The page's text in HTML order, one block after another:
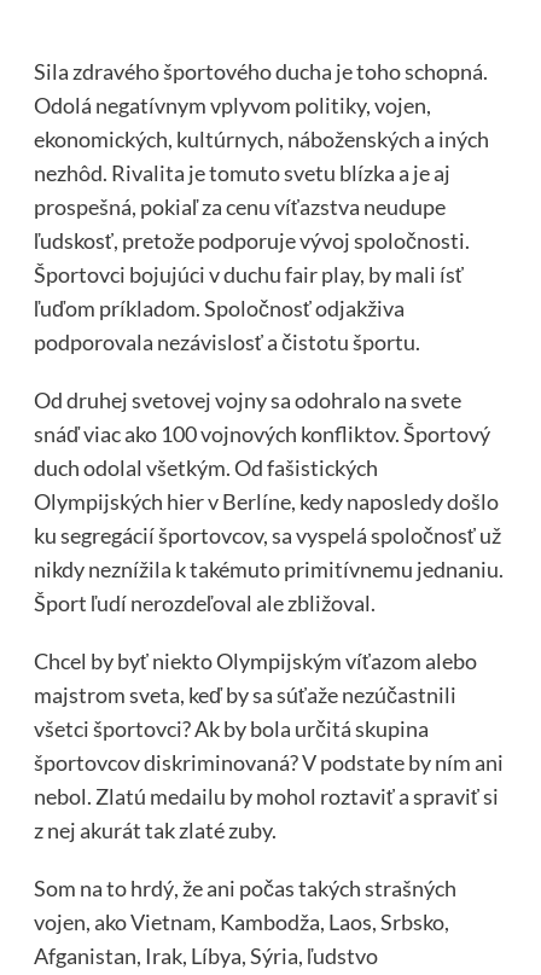
Sila zdravého športového ducha je toho schopná.
Odolá negatívnym vplyvom politiky, vojen,
ekonomických, kultúrnych, náboženských a iných
nezhôd. Rivalita je tomuto svetu blízka a je aj
prospešná, pokiaľ za cenu víťazstva neudupe
ľudskosť, pretože podporuje vývoj spoločnosti.
Športovci bojujúci v duchu fair play, by mali ísť
ľuďom príkladom. Spoločnosť odjakživa
podporovala nezávislosť a čistotu športu.
Od druhej svetovej vojny sa odohralo na svete
snáď viac ako 100 vojnových konfliktov. Športový
duch odolal všetkým. Od fašistických
Olympijských hier v Berlíne, kedy naposledy došlo
ku segregácií športovcov, sa vyspelá spoločnosť už
nikdy neznížila k takémuto primitívnemu jednaniu.
Šport ľudí nerozdeľoval ale zbližoval.
Chcel by byť niekto Olympijským víťazom alebo
majstrom sveta, keď by sa súťaže nezúčastnili
všetci športovci? Ak by bola určitá skupina
športovcov diskriminovaná? V podstate by ním ani
nebol. Zlatú medailu by mohol roztaviť a spraviť si
z nej akurát tak zlaté zuby.
Som na to hrdý, že ani počas takých strašných
vojen, ako Vietnam, Kambodža, Laos, Srbsko,
Afganistan, Irak, Líbya, Sýria, ľudstvo